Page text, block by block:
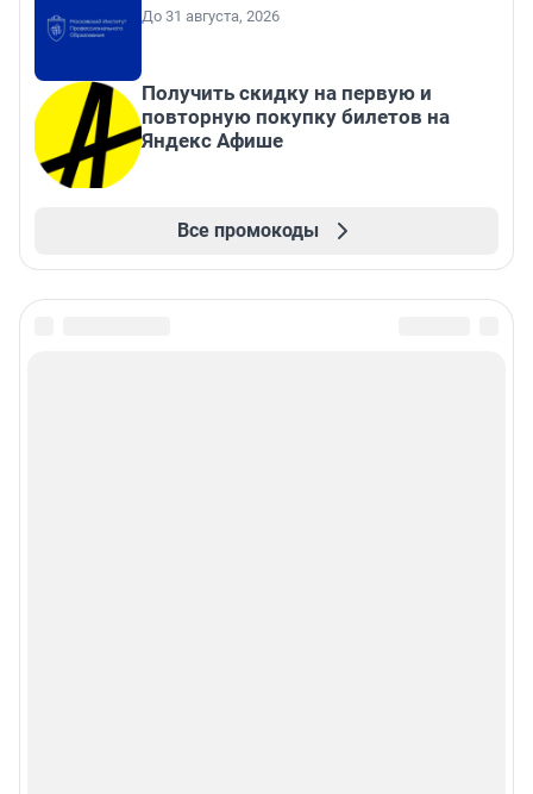
До 31 августа, 2026
Получить скидку на первую и
повторную покупку билетов на
Яндекс Афише
Все промокоды